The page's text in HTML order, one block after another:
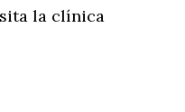
la clínica